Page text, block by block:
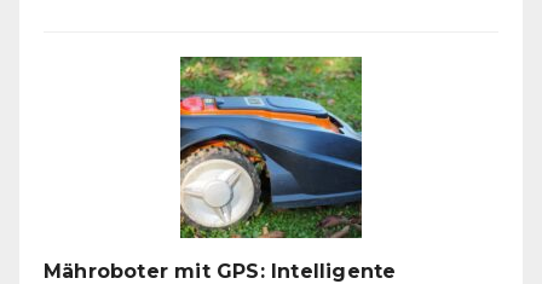
klare
Linien
wieder
gefragt
sind
Mähroboter mit GPS: Intelligente